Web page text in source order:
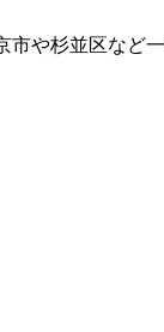
市や杉並区など